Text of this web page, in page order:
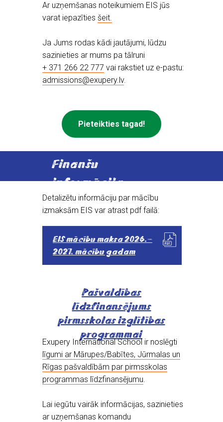
Ar uzņemšanas noteikumiem EIS jūs
varat iepazīties šeit.
Ja Jums rodas kādi jautājumi, lūdzu
sazinieties ar mums pa tālruni
+ 371 266 22 777 vai rakstiet uz e-pastu:
admissions@exupery.lv.
Pieteikties tagad!
Finanšu
informācija
Detalizētu informāciju par mācību
izmaksām EIS var atrast pdf failā:
EIS mācību maksa 2026.–
2027. mācību gadam
Pašvaldības
līdzfinansējums
pirmsskolas izglītības
programmai
Exupery International School ir noslēgti
līgumi ar Mārupes/Babītes, Jūrmalas un
Rīgas pašvaldībām par pirmsskolas
programmas līdzfinansējumu.
Lai iegūtu vairāk informācijas, sazinieties
ar uzņemšanas komandu